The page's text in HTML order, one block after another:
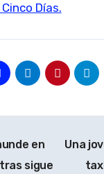
Días.
en
sigue
Una